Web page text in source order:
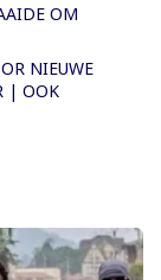
OM
NIEUWE
| OOK